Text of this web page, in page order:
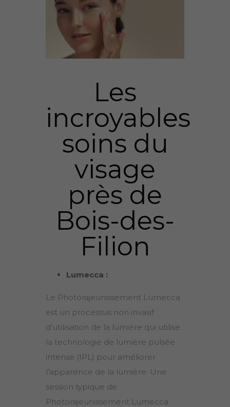
Les
incroyables
soins du
visage
près de
Bois-des-
Filion
Lumecca :
Le Photorajeunissement Lumecca
est un processus non invasif
d’utilisation de la lumière qui utilise
la technologie de lumière pulsée
intense (IPL) pour améliorer
l’apparence de la lumière. Une
session typique de
Photorajeunissement Lumecca